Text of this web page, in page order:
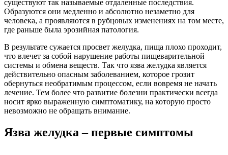
существуют так называемые отдаленные последствия.
Образуются они медленно и абсолютно незаметно для
человека, а проявляются в рубцовых изменениях на том месте,
где раньше была эрозийная патология.
В результате сужается просвет желудка, пища плохо проходит,
что влечет за собой нарушение работы пищеварительной
системы и обмена веществ. Так что язва желудка является
действительно опасным заболеванием, которое грозит
обернуться необратимым процессом, если вовремя не начать
лечение. Тем более что развитие болезни практически всегда
носит ярко выраженную симптоматику, на которую просто
невозможно не обращать внимание.
Язва желудка – первые симптомы